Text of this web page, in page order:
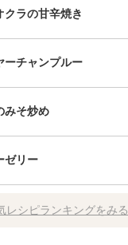
クラの甘辛焼き
ーチャンプルー
みそ炒め
ゼリー
レシピランキングをみる